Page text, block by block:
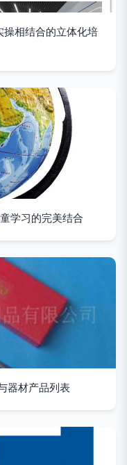
相结合的立体化培
学习的完美结合
器材产品列表